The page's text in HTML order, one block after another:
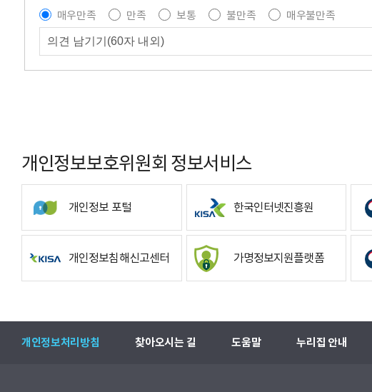
매우만족
만족 보통 불만족 매우불만족
개인정보보호위원회 정보서비스
개인정보 포털 한국인터넷진흥원
개인정보침해신고센터 가명정보지원플랫폼
개인정보처리방침 찾아오시는 길 도움말 누리집 안내